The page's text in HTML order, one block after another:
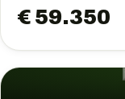
€ 59.350